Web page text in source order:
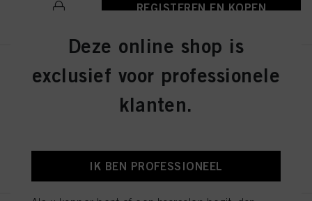
REGISTEREN EN KOPEN
IGORA VIBRANCE 4-13 Medium
Brown Cendré Matte 60ml
ID-nr. 3048290
Deze online shop is
exclusief voor professionele
klanten.
IK BEN PROFESSIONEEL